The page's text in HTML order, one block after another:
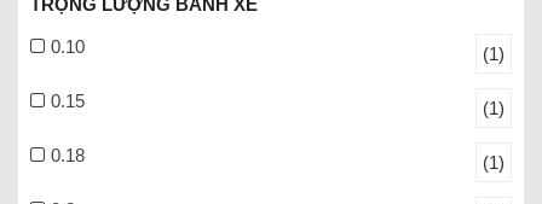
TRỌNG LƯỢNG BÁNH XE
0.10 (1)
0.15 (1)
0.18 (1)